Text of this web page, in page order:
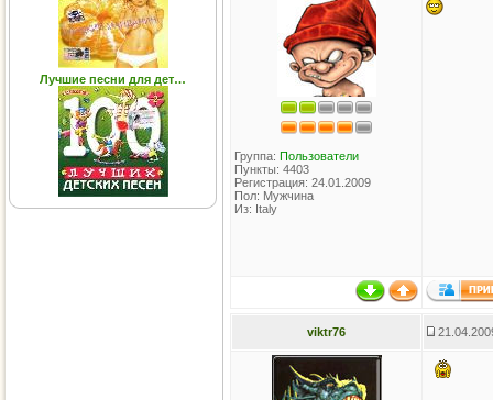
Лучшие песни для дет…
Группа: Пользователи
Пункты: 4403
Регистрация: 24.01.2009
Пол: Мужчина
Из: Italy
viktr76